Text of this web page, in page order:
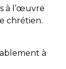
à l’œuvre
chrétien.
à